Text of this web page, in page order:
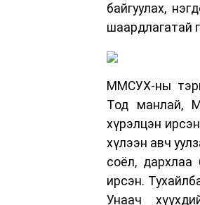
байгуулах,
шаардлагатай
ММСУХ-ны
Тод манлай,
хүрэлцэн
хүлээн авч
соёл, дархлаа
ирсэн.
Унаач